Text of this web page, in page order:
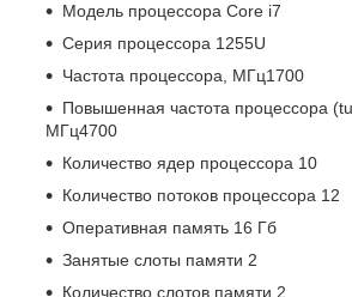
Модель процессора Core i7
Серия процессора 1255U
Частота процессора, МГц1700
Повышенная частота процессора
МГц4700
Количество ядер процессора 10
Количество потоков процессора 12
Оперативная память 16 Гб
Занятые слоты памяти 2
Количество слотов памяти 2